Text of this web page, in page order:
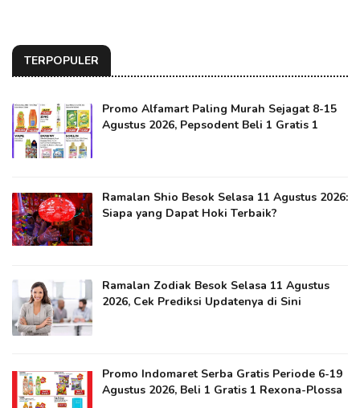
TERPOPULER
Promo Alfamart Paling Murah Sejagat 8-15
Agustus 2026, Pepsodent Beli 1 Gratis 1
Ramalan Shio Besok Selasa 11 Agustus 2026:
Siapa yang Dapat Hoki Terbaik?
Ramalan Zodiak Besok Selasa 11 Agustus
2026, Cek Prediksi Updatenya di Sini
Promo Indomaret Serba Gratis Periode 6-19
Agustus 2026, Beli 1 Gratis 1 Rexona-Plossa